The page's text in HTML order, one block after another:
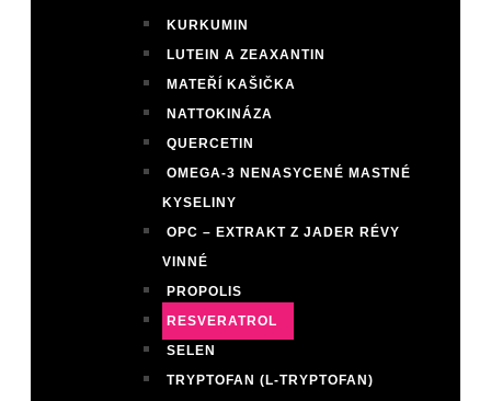
KURKUMIN
LUTEIN A ZEAXANTIN
MATEŘÍ KAŠIČKA
NATTOKINÁZA
QUERCETIN
OMEGA-3 NENASYCENÉ MASTNÉ
KYSELINY
OPC – EXTRAKT Z JADER RÉVY
VINNÉ
PROPOLIS
RESVERATROL
SELEN
TRYPTOFAN (L-TRYPTOFAN)